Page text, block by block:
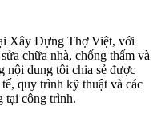
Xây Dựng Thợ Việt, với
chữa nhà, chống thấm và
nội dung tôi chia sẻ được
quy trình kỹ thuật và các
tại công trình.